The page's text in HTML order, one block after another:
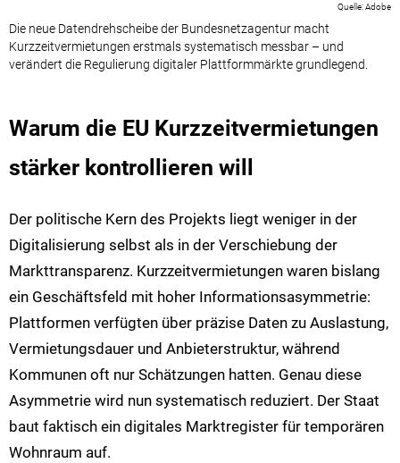
Die neue Datendrehscheibe der Bundesnetzagentur macht
Kurzzeitvermietungen erstmals systematisch messbar – und
verändert die Regulierung digitaler Plattformmärkte grundlegend.
Adobe
Warum die EU Kurzzeitvermietungen
stärker kontrollieren will
Der politische Kern des Projekts liegt weniger in der
Digitalisierung selbst als in der Verschiebung der
Markttransparenz. Kurzzeitvermietungen waren bislang
ein Geschäftsfeld mit hoher Informationsasymmetrie:
Plattformen verfügten über präzise Daten zu Auslastung,
Vermietungsdauer und Anbieterstruktur, während
Kommunen oft nur Schätzungen hatten. Genau diese
Asymmetrie wird nun systematisch reduziert. Der Staat
baut faktisch ein digitales Marktregister für temporären
Wohnraum auf.